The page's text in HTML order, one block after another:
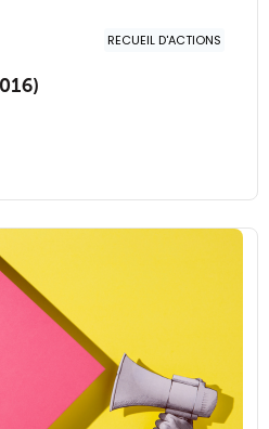
RECUEIL D'ACTIONS